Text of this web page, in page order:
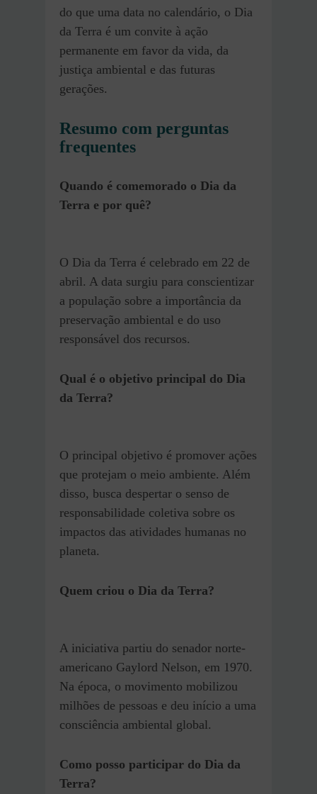
do que uma data no calendário, o Dia
da Terra é um convite à ação
permanente em favor da vida, da
justiça ambiental e das futuras
gerações.
Resumo com perguntas
frequentes
Quando é comemorado o Dia da
Terra e por quê?
O Dia da Terra é celebrado em 22 de
abril. A data surgiu para conscientizar
a população sobre a importância da
preservação ambiental e do uso
responsável dos recursos.
Qual é o objetivo principal do Dia
da Terra?
O principal objetivo é promover ações
que protejam o meio ambiente. Além
disso, busca despertar o senso de
responsabilidade coletiva sobre os
impactos das atividades humanas no
planeta.
Quem criou o Dia da Terra?
A iniciativa partiu do senador norte-
americano Gaylord Nelson, em 1970.
Na época, o movimento mobilizou
milhões de pessoas e deu início a uma
consciência ambiental global.
Como posso participar do Dia da
Terra?